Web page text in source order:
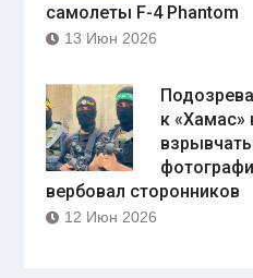
самолеты F-4 Phantom
13 Июн 2026
к «Хамас»
вербовал сторонников
12 Июн 2026